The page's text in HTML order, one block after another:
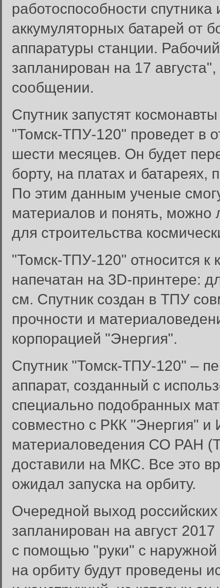
работоспособности спутника
аккумуляторных батарей от
аппаратуры станции.
запланирован на 17 августа",
сообщении.
Спутник запустят
"Томск-ТПУ-120" проведет в
шести месяцев. Он будет
борту, на платах и
По этим данным ученые
материалов и понять, можно
для строительства
"Томск-ТПУ-120" относится к
напечатан на 3D-принтере:
см. Спутник создан в ТПУ
прочности и
корпорацией "Энергия".
Спутник "Томск-ТПУ-120" –
аппарат, созданный с
специально подобранных
совместно с РКК "Энергия" и
материаловедения СО РАН
доставили на МКС. Все это
ожидал запуска на орбиту.
Очередной выход
запланирован на август
с помощью "руки" с наружной
на орбиту будут проведены